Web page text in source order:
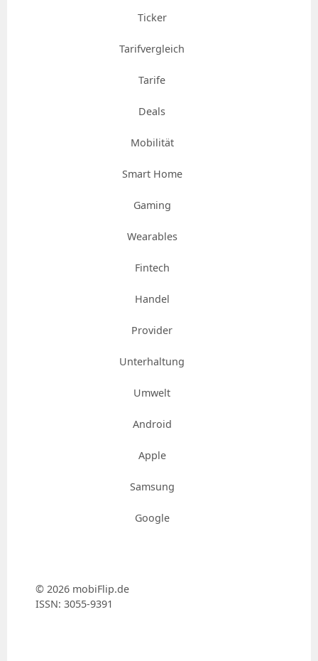
Ticker
Tarifvergleich
Tarife
Deals
Mobilität
Smart Home
Gaming
Wearables
Fintech
Handel
Provider
Unterhaltung
Umwelt
Android
Apple
Samsung
Google
© 2026 mobiFlip.de
ISSN: 3055-9391